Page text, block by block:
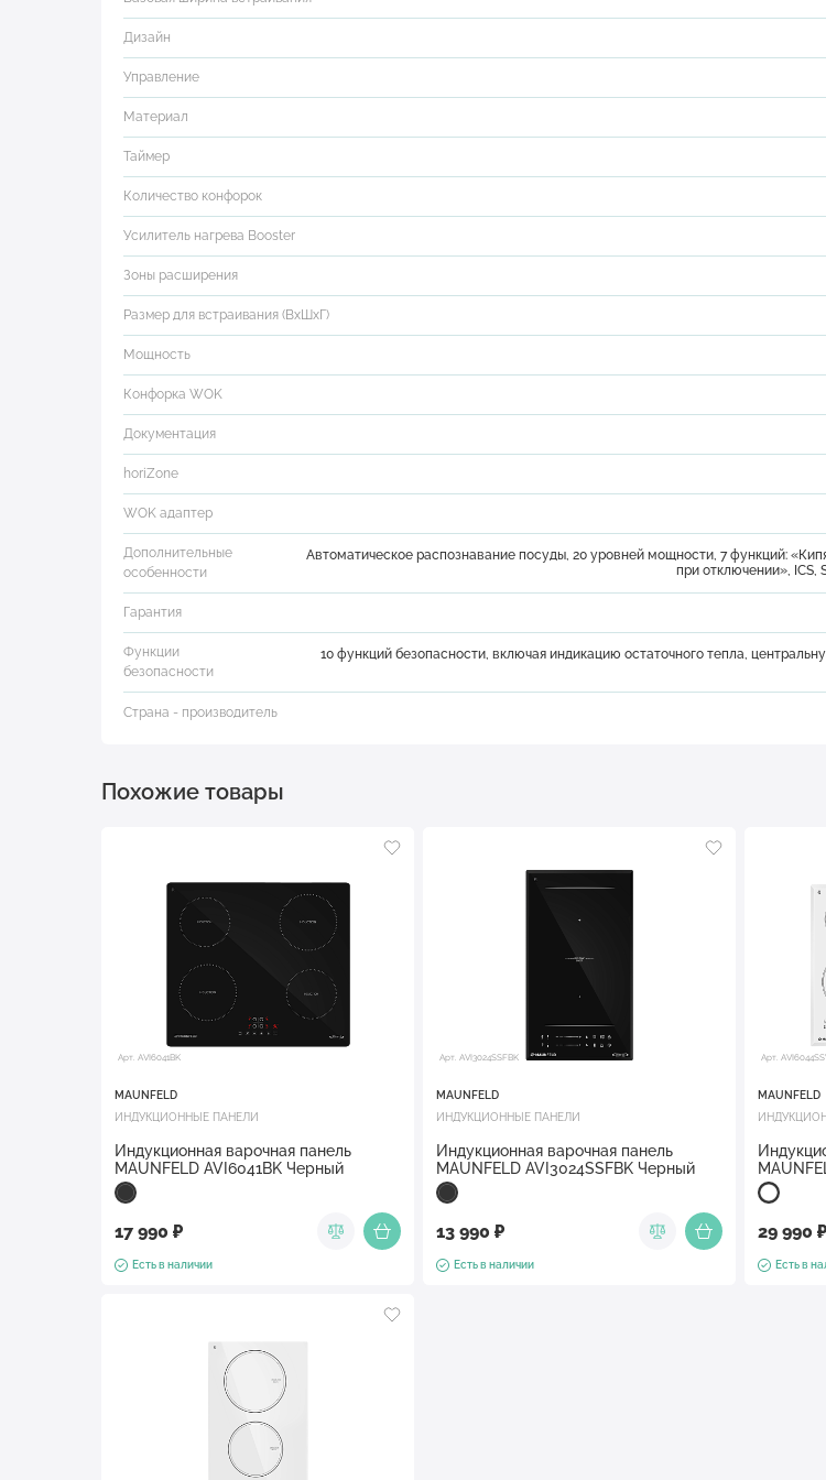
Дизайн
Управление
Материал
Таймер
Количество конфорок
Усилитель нагрева Booster
Зоны расширения
Размер для встраивания (ВхШхГ)
Мощность
Конфорка WOK
Документация
horiZone
WOK адаптер
Дополнительные
особенности
Автоматическое распознавание посуды, 20 уровней мощности, 7 функций:
при отключении»,
Гарантия
Функции
безопасности
10 функций безопасности, включая индикацию остаточного тепла,
Страна - производитель
Похожие товары
Арт. AVI6041BK
MAUNFELD
ИНДУКЦИОННЫЕ ПАНЕЛИ
Индукционная варочная панель
MAUNFELD AVI6041BK Черный
17 990 ₽
Есть в наличии
Арт. AVI3024SSFBK
MAUNFELD
ИНДУКЦИОННЫЕ ПАНЕЛИ
Индукционная варочная панель
MAUNFELD AVI3024SSFBK Черный
13 990 ₽
Есть в наличии
Арт.
MAUNFELD
29 990 ₽
Есть в